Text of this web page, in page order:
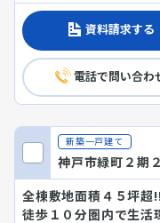
資料請求する
電話で問い合わ
新築一戸建て
神戸市緑町２期
全棟敷地面積４５坪超
徒歩１０分圏内で生活